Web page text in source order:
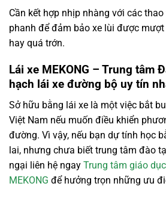
Cần kết hợp nhịp nhàng với các
phanh để đảm bảo xe lùi được
hay quá trớn.
Lái xe MEKONG – Trung tâm
hạch lái xe đường bộ uy tín
Sở hữu bằng lái xe là một việc bắt
Việt Nam nếu muốn điều khiển
đường. Vì vậy, nếu bạn dự tính học
lai, nhưng chưa biết trung tâm đào
ngại liên hệ ngay Trung tâm giáo
MEKONG để hưởng trọn những ưu